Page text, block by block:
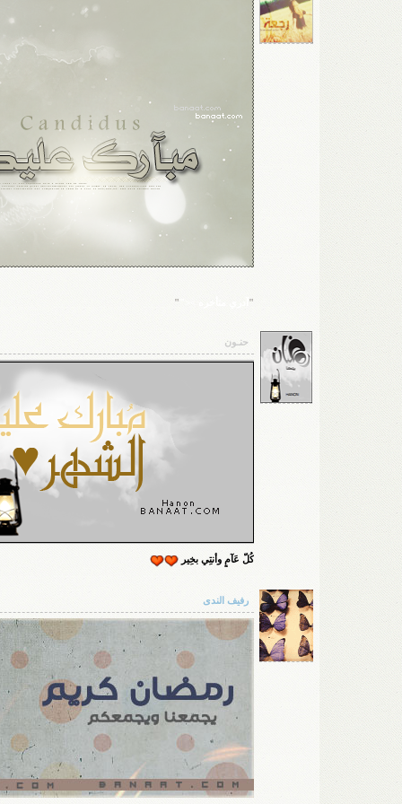
"
"
حنـون
كُلّ عَآمٍ وأنتِي بخِير
رفيف الندى